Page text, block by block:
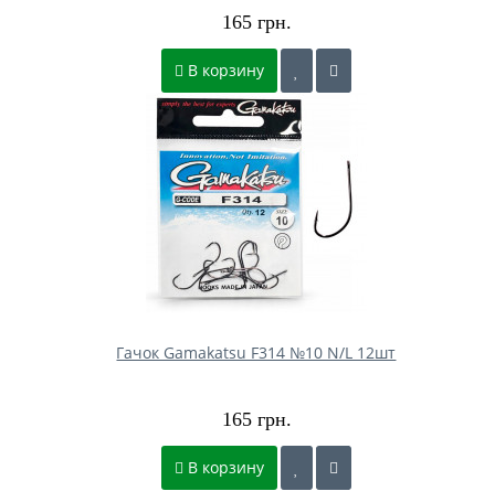
165 грн.
В корзину
Гачок Gamakatsu F314 №10 N/L 12шт
165 грн.
В корзину